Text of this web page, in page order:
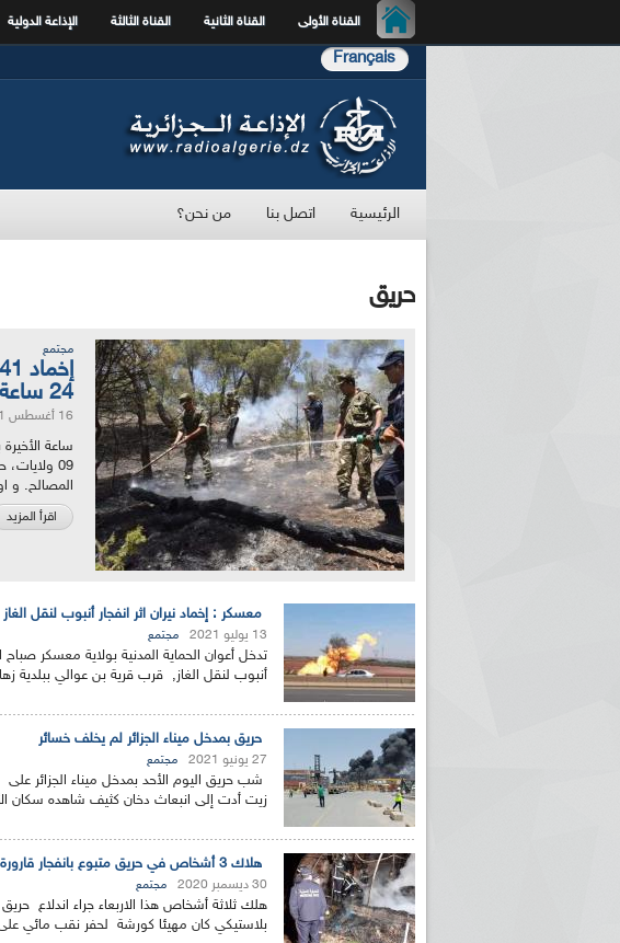
القناة الأولى القناة الثانية القناة الثالثة الإذاعة الدولية
Français
الرئيسية اتصل بنا من نحن؟
حريق
مجتمع
24 ساعة الأخيرة
16 أغسطس 2021
09
المصالح. و
اقرأ المزيد
معسكر : إخماد نيران اثر انفجار أنبوب لنقل الغاز
13 يوليو 2021 مجتمع
تدخل أعوان الحماية المدنية بولاية معسكر صباح
أنبوب لنقل الغاز, قرب قرية بن عوالي ببلدية
حريق بمدخل ميناء الجزائر لم يخلف خسائر
27 يونيو 2021 مجتمع
شب حريق اليوم الأحد بمدخل ميناء الجزائر
زيت أدت إلى انبعاث دخان كثيف شاهده سكان
هلاك 3 أشخاص في حريق متبوع بانفجار قارورة لغاز البوتان بسطيف
30 ديسمبر 2020 مجتمع
هلك ثلاثة أشخاص هذا الاربعاء جراء اندلاع حريق
بلاستيكي كان مهيئا كورشة لحفر نقب مائي